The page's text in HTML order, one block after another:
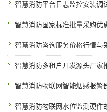
智慧消防平台日志监控安装调
智慧消防国家标准批量采购优
智慧消防咨询服务价格行情与
智慧消防多租户开发源头厂家
智慧消防物联网智能烟感报警
智慧消防物联网水位监测硬件